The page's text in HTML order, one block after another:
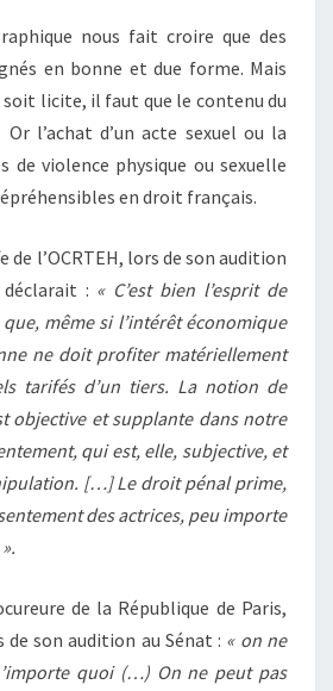
nous fait croire que des
en bonne et due forme. Mais
soit licite, il faut que le contenu du
l’achat d’un acte sexuel ou la
de violence physique ou sexuelle
en droit français.
de l’OCRTEH, lors de son audition
: « C’est bien l’esprit de
même si l’intérêt économique
ne doit profiter matériellement
tarifés d’un tiers. La notion de
objective et supplante dans notre
qui est, elle, subjective, et
[…] Le droit pénal prime,
des actrices, peu importe
de la République de Paris,
son audition au Sénat : « on ne
quoi (…) On ne peut pas